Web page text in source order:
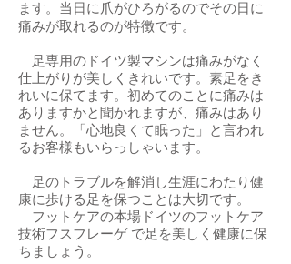
ます。当日に爪がひろがるのでその日に
痛みが取れるのが特徴です。
足専用のドイツ製マシンは痛みがなく
仕上がりが美しくきれいです。素足をき
れいに保てます。初めてのことに痛みは
ありますかと聞かれますが、痛みはあり
ません。「 心地良くて眠った」と言われ
るお客様もいらっしゃいます。
足のトラブルを解消し生涯にわたり健
康に歩ける足を保つことは大切です。
フットケアの本場ドイツのフットケア
技術フスフレーゲ で足を美しく健康に保
ちましょう。